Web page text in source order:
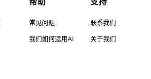
常见问题
我们如何运用AI
联系我们
关于我们